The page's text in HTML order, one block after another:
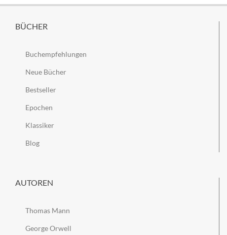
BÜCHER
Buchempfehlungen
Neue Bücher
Bestseller
Epochen
Klassiker
Blog
AUTOREN
Thomas Mann
George Orwell